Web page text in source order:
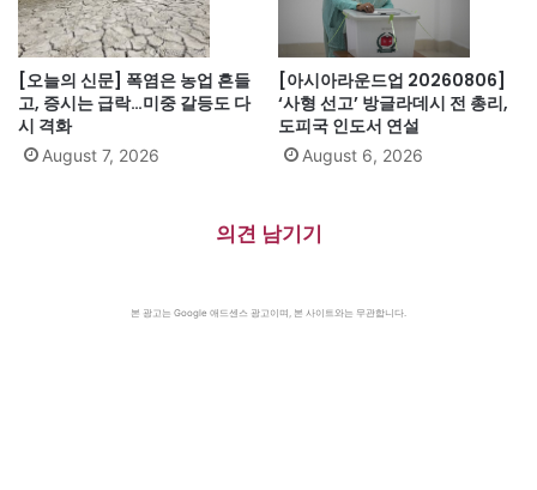
[오늘의 신문] 폭염은 농업 흔들
고, 증시는 급락…미중 갈등도 다
시 격화
August 7, 2026
[아시아라운드업 20260806]
‘사형 선고’ 방글라데시 전 총리,
도피국 인도서 연설
August 6, 2026
의견 남기기
본 광고는 Google 애드센스 광고이며, 본 사이트와는 무관합니다.